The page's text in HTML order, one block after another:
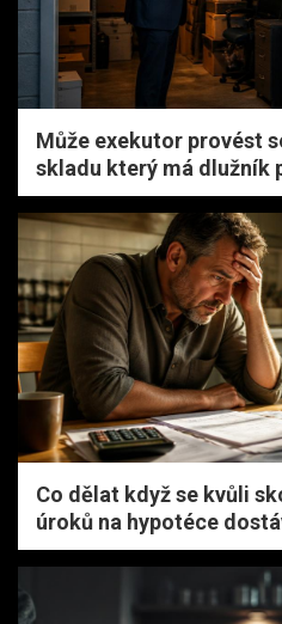
Může exekutor provést
skladu který má dlužník
Co dělat když se kvůli
úroků na hypotéce